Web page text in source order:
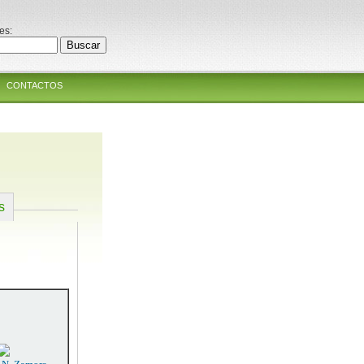
CONTACTOS